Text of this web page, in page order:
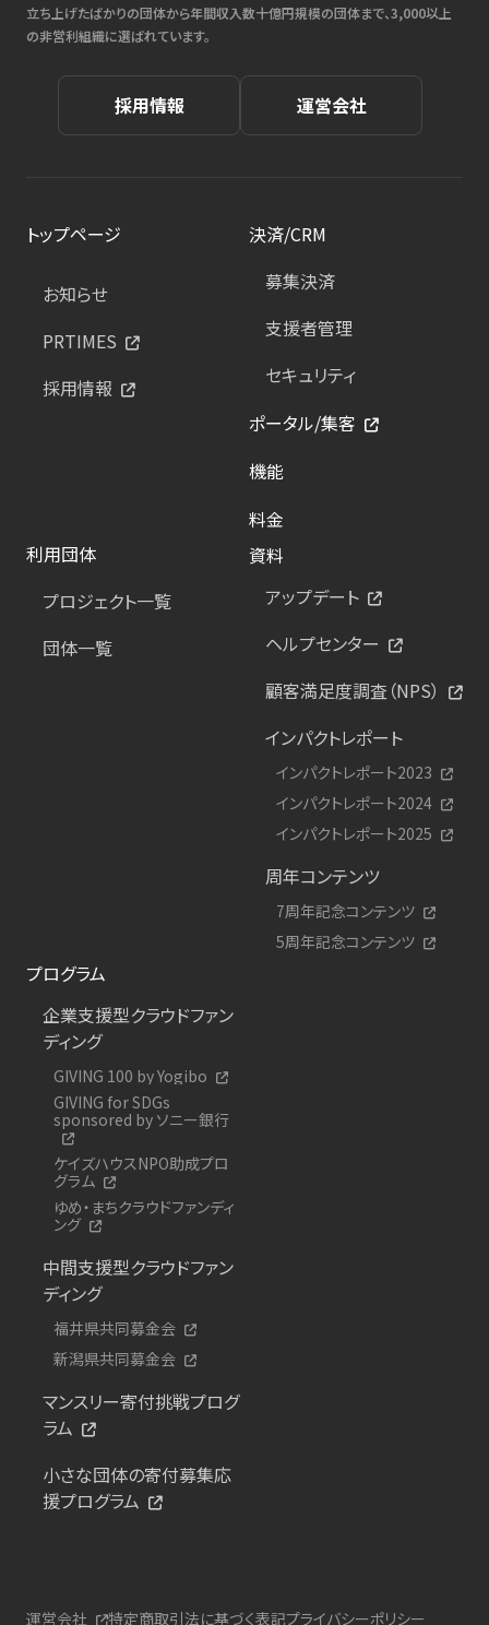
立ち上げたばかりの団体から年間収入数十億円規模の団体まで、3,000以上
の非営利組織に選ばれています。
採用情報 運営会社
トップページ
お知らせ
PRTIMES
採用情報
決済/CRM
募集決済
支援者管理
セキュリティ
ポータル/集客
機能
料金
利用団体
プロジェクト一覧
団体一覧
資料
アップデート
ヘルプセンター
顧客満足度調査（NPS）
インパクトレポート
インパクトレポート2023
インパクトレポート2024
インパクトレポート2025
周年コンテンツ
7周年記念コンテンツ
5周年記念コンテンツ
プログラム
企業支援型クラウドファン
ディング
GIVING 100 by Yogibo
GIVING for SDGs
sponsored by ソニー銀行
ケイズハウスNPO助成プロ
グラム
ゆめ・まちクラウドファンディ
ング
中間支援型クラウドファン
ディング
福井県共同募金会
新潟県共同募金会
マンスリー寄付挑戦プログ
ラム
小さな団体の寄付募集応
援プログラム
運営会社 特定商取引法に基づく表記プライバシーポリシー